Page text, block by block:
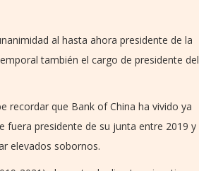
al hasta ahora presidente de la
también el cargo de presidente del
recordar que Bank of China ha vivido ya
fuera presidente de su junta entre 2019 y
elevados sobornos.